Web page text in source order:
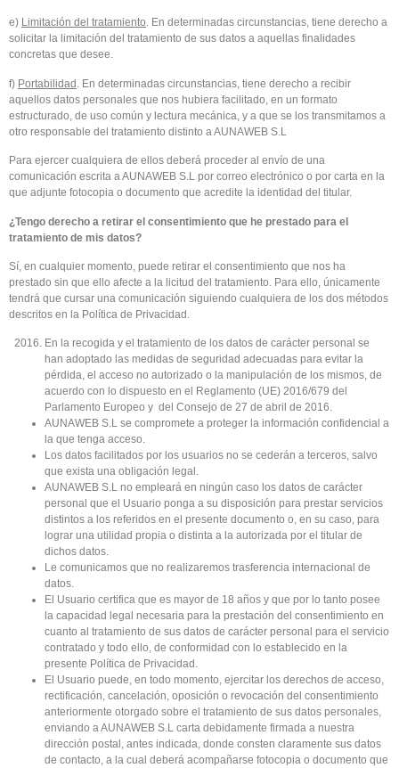
e) Limitación del tratamiento. En determinadas circunstancias, tiene derecho a
solicitar la limitación del tratamiento de sus datos a aquellas finalidades
concretas que desee.
f) Portabilidad . En determinadas circunstancias, tiene derecho a recibir
aquellos datos personales que nos hubiera facilitado, en un formato
estructurado, de uso común y lectura mecánica, y a que se los transmitamos a
otro responsable del tratamiento distinto a AUNAWEB S.L
Para ejercer cualquiera de ellos deberá proceder al envío de una
comunicación escrita a AUNAWEB S.L por correo electrónico o por carta en la
que adjunte fotocopia o documento que acredite la identidad del titular.
¿Tengo derecho a retirar el consentimiento que he prestado para el
tratamiento de mis datos?
Sí, en cualquier momento, puede retirar el consentimiento que nos ha
prestado sin que ello afecte a la licitud del tratamiento. Para ello, únicamente
tendrá que cursar una comunicación siguiendo cualquiera de los dos métodos
descritos en la Política de Privacidad.
En la recogida y el tratamiento de los datos de carácter personal se
han adoptado las medidas de seguridad adecuadas para evitar la
pérdida, el acceso no autorizado o la manipulación de los mismos, de
acuerdo con lo dispuesto en el Reglamento (UE) 2016/679 del
Parlamento Europeo y del Consejo de 27 de abril de 2016.
AUNAWEB S.L se compromete a proteger la información confidencial a
la que tenga acceso.
Los datos facilitados por los usuarios no se cederán a terceros, salvo
que exista una obligación legal.
AUNAWEB S.L no empleará en ningún caso los datos de carácter
personal que el Usuario ponga a su disposición para prestar servicios
distintos a los referidos en el presente documento o, en su caso, para
lograr una utilidad propia o distinta a la autorizada por el titular de
dichos datos.
Le comunicamos que no realizaremos trasferencia internacional de
datos.
El Usuario certifica que es mayor de 18 años y que por lo tanto posee
la capacidad legal necesaria para la prestación del consentimiento en
cuanto al tratamiento de sus datos de carácter personal para el servicio
contratado y todo ello, de conformidad con lo establecido en la
presente Política de Privacidad.
El Usuario puede, en todo momento, ejercitar los derechos de acceso,
rectificación, cancelación, oposición o revocación del consentimiento
anteriormente otorgado sobre el tratamiento de sus datos personales,
enviando a AUNAWEB S.L carta debidamente firmada a nuestra
dirección postal, antes indicada, donde consten claramente sus datos
de contacto, a la cual deberá acompañarse fotocopia o documento que